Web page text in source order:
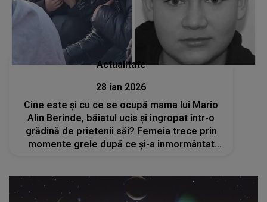
Actualitate
28 ian 2026
Cine este și cu ce se ocupă mama lui Mario
Alin Berinde, băiatul ucis și îngropat într-o
grădină de prietenii săi? Femeia trece prin
momente grele după ce și-a înmormântat